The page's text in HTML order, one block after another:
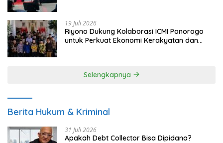
19 Juli 2026
Riyono Dukung Kolaborasi ICMI Ponorogo
untuk Perkuat Ekonomi Kerakyatan dan
Selengkapnya
Berita Hukum & Kriminal
31 Juli 2026
Apakah Debt Collector Bisa Dipidana?